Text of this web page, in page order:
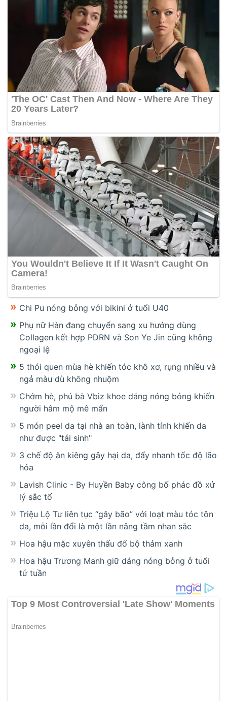
Chi Pu nóng bỏng với bikini ở tuổi U40
Phụ nữ Hàn đang chuyển sang xu hướng dùng
Collagen kết hợp PDRN và Son Ye Jin cũng không
ngoại lệ
5 thói quen mùa hè khiến tóc khô xơ, rụng nhiều và
ngả màu dù không nhuộm
Chớm hè, phú bà Vbiz khoe dáng nóng bỏng khiến
người hâm mộ mê mẩn
5 món peel da tại nhà an toàn, lành tính khiến da
như được "tái sinh"
3 chế độ ăn kiêng gây hại da, đẩy nhanh tốc độ lão
hóa
Lavish Clinic - By Huyền Baby công bố phác đồ xử
lý sắc tố
Triệu Lộ Tư liên tục “gây bão” với loạt màu tóc tôn
da, mỗi lần đổi là một lần nâng tầm nhan sắc
Hoa hậu mặc xuyên thấu đổ bộ thảm xanh
Hoa hậu Trương Manh giữ dáng nóng bỏng ở tuổi
tứ tuần